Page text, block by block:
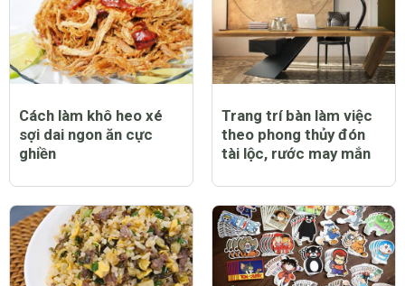
Cách làm khô heo xé
sợi dai ngon ăn cực
ghiền
Trang trí bàn làm việc
theo phong thủy đón
tài lộc, rước may mắn